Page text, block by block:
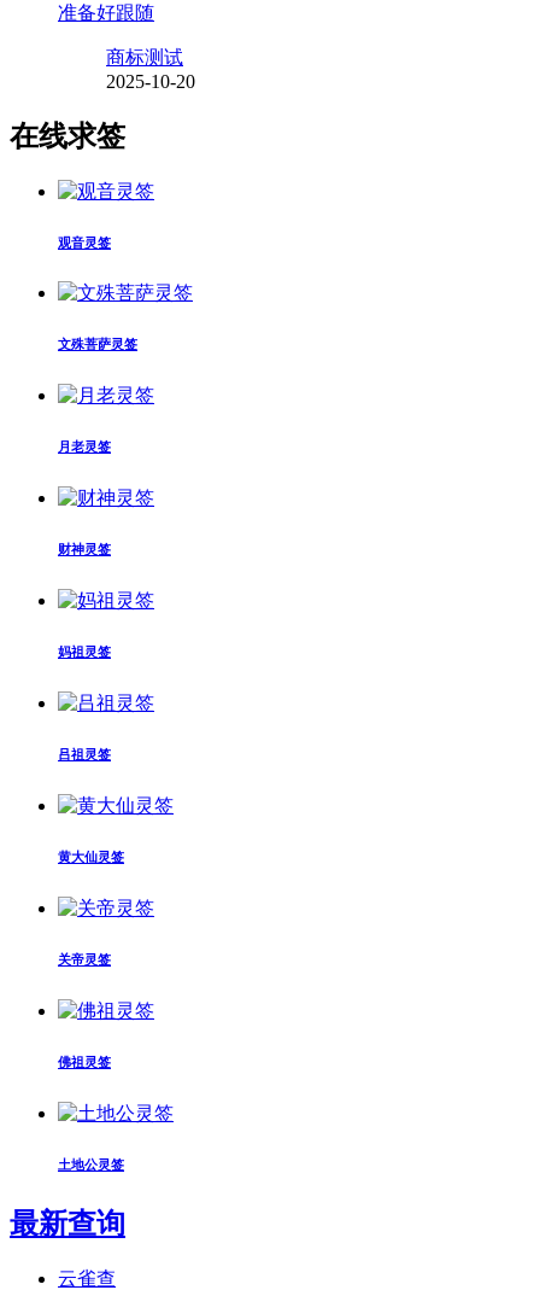
准备好跟随
商标测试
2025-10-20
在线求签
观音灵签
文殊菩萨灵签
月老灵签
财神灵签
妈祖灵签
吕祖灵签
黄大仙灵签
关帝灵签
佛祖灵签
土地公灵签
最新查询
云雀查